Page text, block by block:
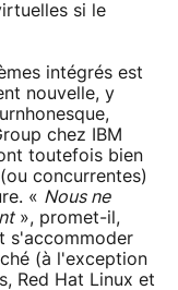
si le
intégrés est
nouvelle, y
chez IBM
toutefois bien
concurrentes)
« Nous ne
», promet-il,
s'accommoder
(à l'exception
Red Hat Linux et